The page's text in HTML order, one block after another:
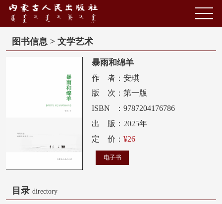
图书信息 > 文学艺术
暴雨和绵羊
作者： 安琪
版次 ： 第一版
ISBN
： 9787204176786
出版
年
： 2025年
定价 ： ¥26
电子书
目录 directory